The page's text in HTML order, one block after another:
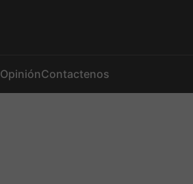
OpiniónContactenos